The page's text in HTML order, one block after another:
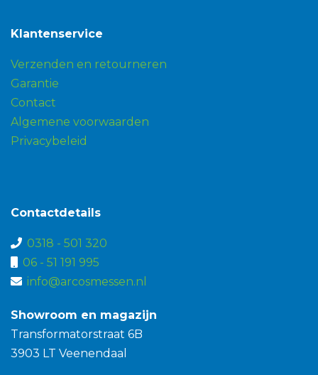
Klantenservice
Verzenden en retourneren
Garantie
Contact
Algemene voorwaarden
Privacybeleid
Contactdetails
0318 - 501 320
06 - 51 191 995
info@arcosmessen.nl
Showroom en magazijn
Transformatorstraat 6B
3903 LT Veenendaal